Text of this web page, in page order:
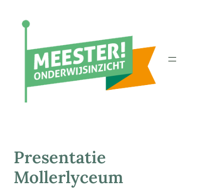
Presentatie
Mollerlyceum